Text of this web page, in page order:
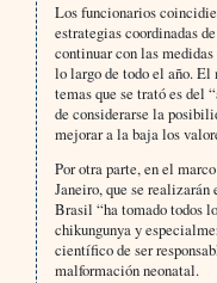
Los funcionarios
estrategias coordinadas
continuar con las
lo largo de todo el año. El
temas que se trató es del
de considerarse la
mejorar a la baja los
Por otra parte, en el
Janeiro, que se realizarán
Brasil “ha tomado todos
chikungunya y
científico de ser
malformación neonatal.